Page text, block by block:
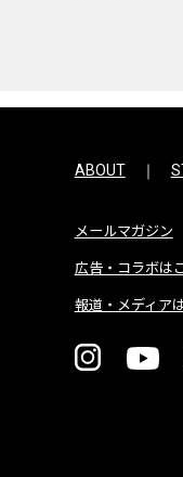
ABOUT
メールマガジン
広告・コラボは
報道・メディア